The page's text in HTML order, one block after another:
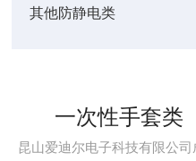
其他防静电类
一次性手套类
昆山爱迪尔电子科技有限公